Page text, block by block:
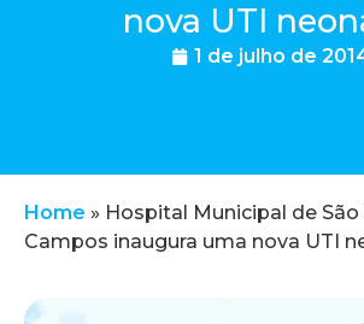
nova UTI
1 de julho de
Home » Hospital Municipal de São
Campos inaugura uma nova UTI